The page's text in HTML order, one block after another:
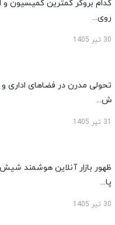
کدام بروکر کمترین کمیسیون و
روی...
30 تیر 1405
تحولی مدرن در فضاهای اداری و
ش...
ظهور بازار آنلاین هوشمند شیش
پا...
30 تیر 1405